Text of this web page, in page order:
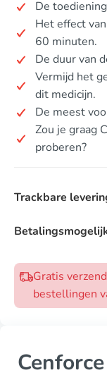
De
Het effect
60 minuten.
De duur van
Vermijd het
dit medicijn.
De meest
Zou je graag
proberen?
Trackbare
Gratis
bestellingen
Cenforce